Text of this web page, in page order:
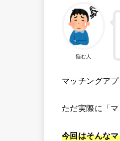
悩む人
マッチングア
ただ実際に「
今回はそんな